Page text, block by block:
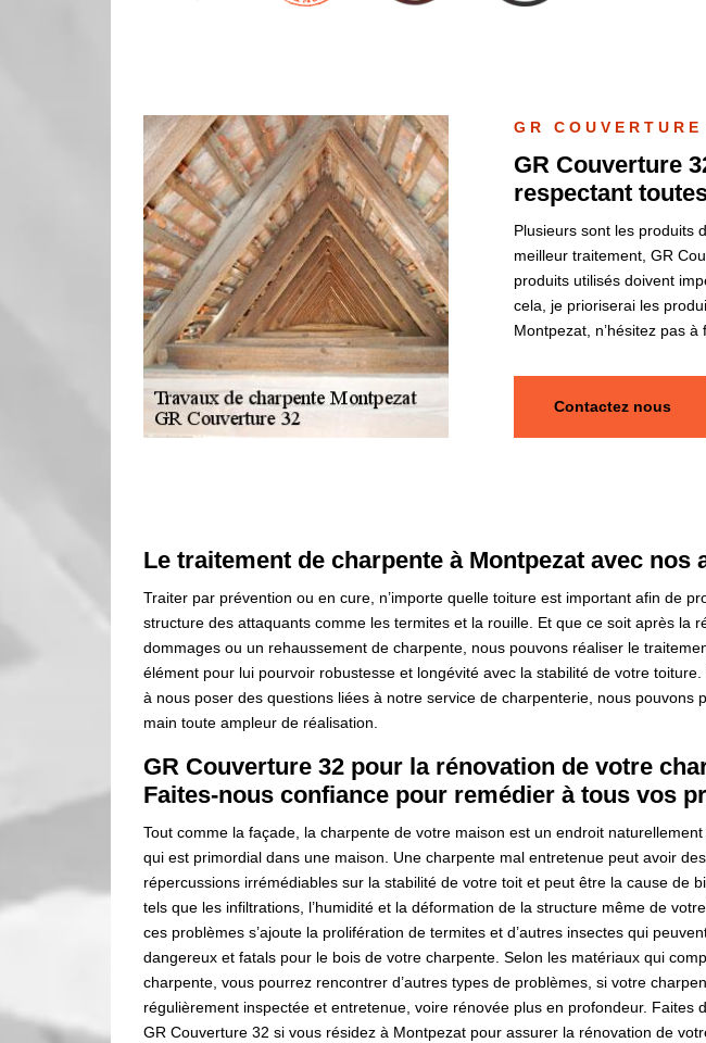
GR
GR Couverture
respectant
Plusieurs sont les produits
meilleur traitement, GR
produits utilisés doivent
cela, je prioriserai les
Montpezat, n’hésitez pas
Contactez nous
Le traitement de charpente à Montpezat avec nos
Traiter par prévention ou en cure, n’importe quelle toiture est important afin de
structure des attaquants comme les termites et la rouille. Et que ce soit après la
dommages ou un rehaussement de charpente, nous pouvons réaliser le
élément pour lui pourvoir robustesse et longévité avec la stabilité de votre toiture.
à nous poser des questions liées à notre service de charpenterie, nous pouvons
main toute ampleur de réalisation.
GR Couverture 32 pour la rénovation de votre
Faites-nous confiance pour remédier à tous vos
Tout comme la façade, la charpente de votre maison est un endroit
qui est primordial dans une maison. Une charpente mal entretenue peut avoir des
répercussions irrémédiables sur la stabilité de votre toit et peut être la cause de
tels que les infiltrations, l’humidité et la déformation de la structure même de
ces problèmes s’ajoute la prolifération de termites et d’autres insectes qui
dangereux et fatals pour le bois de votre charpente. Selon les matériaux qui
charpente, vous pourrez rencontrer d’autres types de problèmes, si votre
régulièrement inspectée et entretenue, voire rénovée plus en profondeur. Faites
GR Couverture 32 si vous résidez à Montpezat pour assurer la rénovation de